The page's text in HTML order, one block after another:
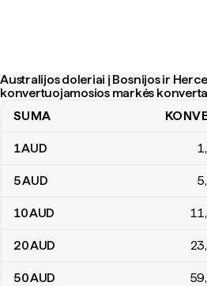
Australijos doleriai į Bosnijos ir
konvertuojamosios markės
Australijos doleriai į Bosnijos ir
SUMA
1AUD 1
5AUD 5
10AUD 11
20AUD 23
50AUD 59